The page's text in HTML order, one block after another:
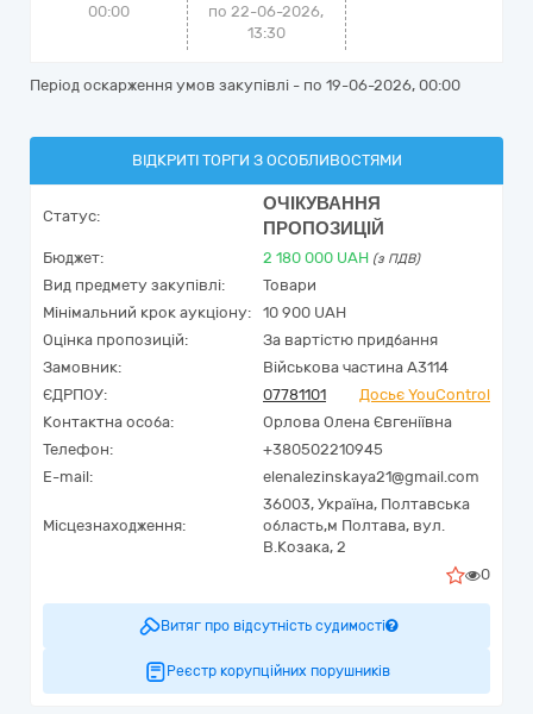
00:00
по 22-06-2026,
13:30
Період оскарження умов закупівлі - по 19-06-2026, 00:00
ВІДКРИТІ ТОРГИ З ОСОБЛИВОСТЯМИ
Статус:
ОЧІКУВАННЯ
ПРОПОЗИЦІЙ
Бюджет: 2 180 000 UAH (з ПДВ)
Вид предмету закупівлі:
Товари
Мінімальний крок аукціону:
10 900 UAH
Оцінка пропозицій:
За вартістю придбання
Замовник:
Військова частина А3114
ЄДРПОУ:
07781101
Досьє YouControl
Контактна особа:
Орлова Олена Євгеніївна
Телефон:
+380502210945
E-mail:
elenalezinskaya21@gmail.com
Місцезнаходження:
36003, Україна, Полтавська
область,м Полтава, вул.
В.Козака, 2
0
Витяг про відсутність судимості
Реєстр корупційних порушників